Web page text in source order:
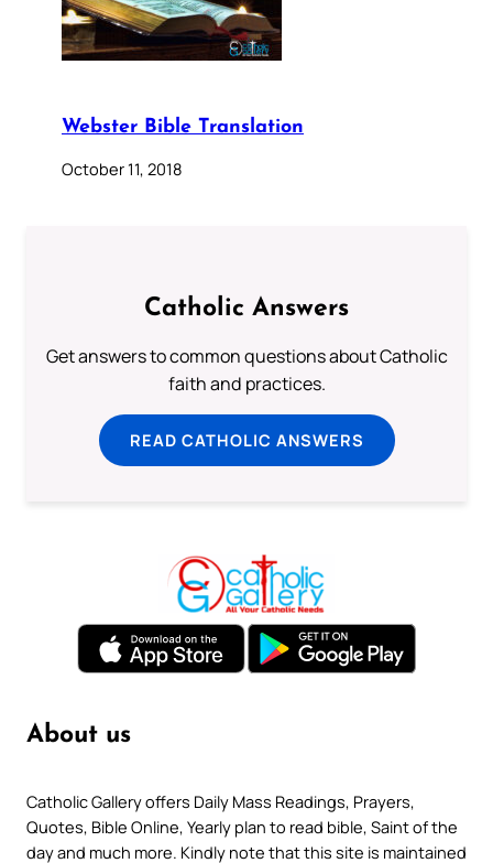
Webster Bible Translation
October 11, 2018
Catholic Answers
Get answers to common questions about Catholic
faith and practices.
READ CATHOLIC ANSWERS
About us
Catholic Gallery offers Daily Mass Readings, Prayers,
Quotes, Bible Online, Yearly plan to read bible, Saint of the
day and much more. Kindly note that this site is maintained